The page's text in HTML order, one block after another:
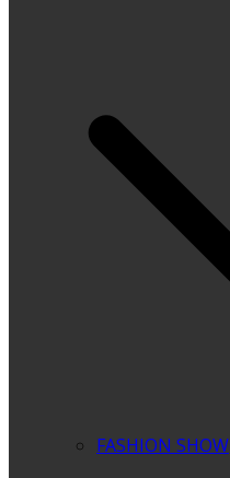
FASHION SHOW